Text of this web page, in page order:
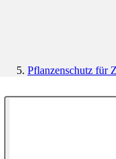
Pflanzenschutz für